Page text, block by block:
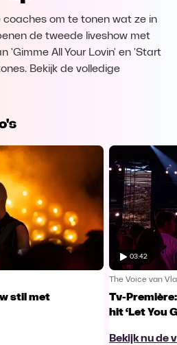
coaches om te tonen wat ze in
de tweede liveshow met
'Gimme All Your Lovin' en 'Start
Bekijk de volledige
stil met
03:42
The Voice van
Tv-
hit ‘Let You
Bekijk nu de